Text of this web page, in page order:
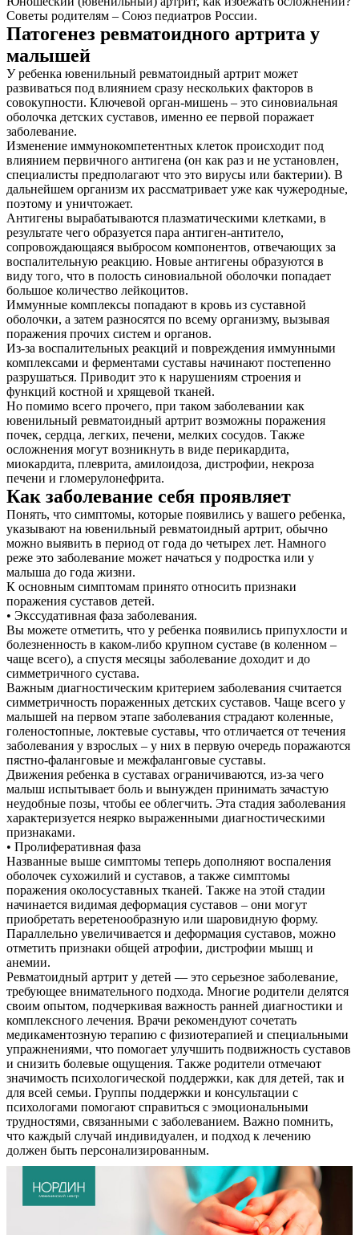
О нас
Услуги
Акции
Отзывы
Статьи
Контакты
Советы родителям – Союз педиатров России.
Патогенез ревматоидного артрита у
малышей
У ребенка ювенильный ревматоидный артрит может
развиваться под влиянием сразу нескольких факторов в
совокупности. Ключевой орган-мишень – это синовиальная
оболочка детских суставов, именно ее первой поражает
заболевание.
Изменение иммунокомпетентных клеток происходит под
влиянием первичного антигена (он как раз и не установлен,
специалисты предполагают что это вирусы или бактерии). В
дальнейшем организм их рассматривает уже как чужеродные,
поэтому и уничтожает.
Антигены вырабатываются плазматическими клетками, в
результате чего образуется пара антиген-антитело,
сопровождающаяся выбросом компонентов, отвечающих за
воспалительную реакцию. Новые антигены образуются в
виду того, что в полость синовиальной оболочки попадает
большое количество лейкоцитов.
Иммунные комплексы попадают в кровь из суставной
оболочки, а затем разносятся по всему организму, вызывая
поражения прочих систем и органов.
Из-за воспалительных реакций и повреждения иммунными
комплексами и ферментами суставы начинают постепенно
разрушаться. Приводит это к нарушениям строения и
функций костной и хрящевой тканей.
Но помимо всего прочего, при таком заболевании как
ювенильный ревматоидный артрит возможны поражения
почек, сердца, легких, печени, мелких сосудов. Также
осложнения могут возникнуть в виде перикардита,
миокардита, плеврита, амилоидоза, дистрофии, некроза
печени и гломерулонефрита.
Как заболевание себя проявляет
Понять, что симптомы, которые появились у вашего ребенка,
указывают на ювенильный ревматоидный артрит, обычно
можно выявить в период от года до четырех лет. Намного
реже это заболевание может начаться у подростка или у
малыша до года жизни.
К основным симптомам принято относить признаки
поражения суставов детей.
• Экссудативная фаза заболевания.
Вы можете отметить, что у ребенка появились припухлости и
болезненность в каком-либо крупном суставе (в коленном –
чаще всего), а спустя месяцы заболевание доходит и до
симметричного сустава.
Важным диагностическим критерием заболевания считается
симметричность пораженных детских суставов. Чаще всего у
малышей на первом этапе заболевания страдают коленные,
голеностопные, локтевые суставы, что отличается от течения
заболевания у взрослых – у них в первую очередь поражаются
пястно-фаланговые и межфаланговые суставы.
Движения ребенка в суставах ограничиваются, из-за чего
малыш испытывает боль и вынужден принимать зачастую
неудобные позы, чтобы ее облегчить. Эта стадия заболевания
характеризуется неярко выраженными диагностическими
признаками.
• Пролиферативная фаза
Названные выше симптомы теперь дополняют воспаления
оболочек сухожилий и суставов, а также симптомы
поражения околосуставных тканей. Также на этой стадии
начинается видимая деформация суставов – они могут
приобретать веретенообразную или шаровидную форму.
Параллельно увеличивается и деформация суставов, можно
отметить признаки общей атрофии, дистрофии мышц и
анемии.
Ревматоидный артрит у детей — это серьезное заболевание,
требующее внимательного подхода. Многие родители делятся
своим опытом, подчеркивая важность ранней диагностики и
комплексного лечения. Врачи рекомендуют сочетать
медикаментозную терапию с физиотерапией и специальными
упражнениями, что помогает улучшить подвижность суставов
и снизить болевые ощущения. Также родители отмечают
значимость психологической поддержки, как для детей, так и
для всей семьи. Группы поддержки и консультации с
психологами помогают справиться с эмоциональными
трудностями, связанными с заболеванием. Важно помнить,
что каждый случай индивидуален, и подход к лечению
должен быть персонализированным.